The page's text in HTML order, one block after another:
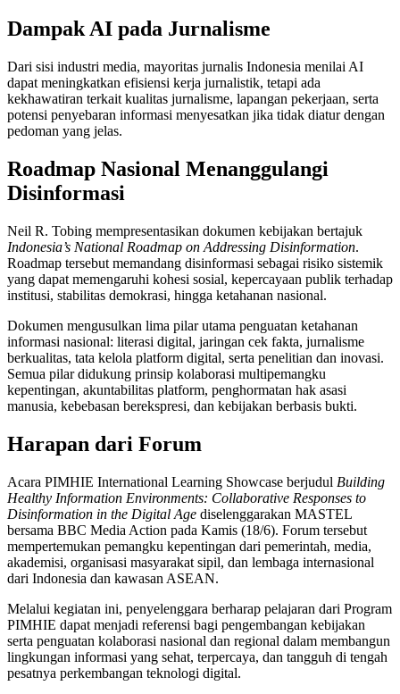
Dampak AI pada Jurnalisme
Dari sisi industri media, mayoritas jurnalis Indonesia menilai AI
dapat meningkatkan efisiensi kerja jurnalistik, tetapi ada
kekhawatiran terkait kualitas jurnalisme, lapangan pekerjaan, serta
potensi penyebaran informasi menyesatkan jika tidak diatur dengan
pedoman yang jelas.
Roadmap Nasional Menanggulangi
Disinformasi
Neil R. Tobing mempresentasikan dokumen kebijakan bertajuk
Indonesia’s National Roadmap on Addressing Disinformation.
Roadmap tersebut memandang disinformasi sebagai risiko sistemik
yang dapat memengaruhi kohesi sosial, kepercayaan publik terhadap
institusi, stabilitas demokrasi, hingga ketahanan nasional.
Dokumen mengusulkan lima pilar utama penguatan ketahanan
informasi nasional: literasi digital, jaringan cek fakta, jurnalisme
berkualitas, tata kelola platform digital, serta penelitian dan inovasi.
Semua pilar didukung prinsip kolaborasi multipemangku
kepentingan, akuntabilitas platform, penghormatan hak asasi
manusia, kebebasan berekspresi, dan kebijakan berbasis bukti.
Harapan dari Forum
Acara PIMHIE International Learning Showcase berjudul Building
Healthy Information Environments: Collaborative Responses to
Disinformation in the Digital Age diselenggarakan MASTEL
bersama BBC Media Action pada Kamis (18/6). Forum tersebut
mempertemukan pemangku kepentingan dari pemerintah, media,
akademisi, organisasi masyarakat sipil, dan lembaga internasional
dari Indonesia dan kawasan ASEAN.
Melalui kegiatan ini, penyelenggara berharap pelajaran dari Program
PIMHIE dapat menjadi referensi bagi pengembangan kebijakan
serta penguatan kolaborasi nasional dan regional dalam membangun
lingkungan informasi yang sehat, terpercaya, dan tangguh di tengah
pesatnya perkembangan teknologi digital.